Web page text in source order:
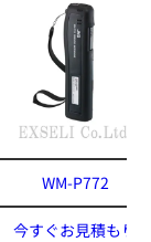
WM-P772
今すぐお見積もり